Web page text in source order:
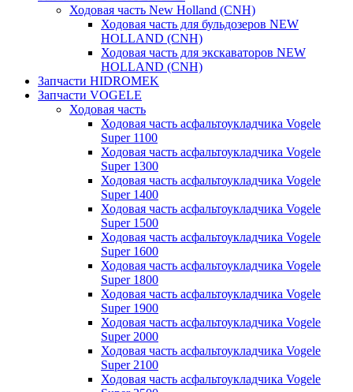
Ходовая часть New Holland (CNH)
Ходовая часть для бульдозеров NEW
HOLLAND (CNH)
Ходовая часть для экскаваторов NEW
HOLLAND (CNH)
Запчасти HIDROMEK
Запчасти VOGELE
Ходовая часть
Ходовая часть асфальтоукладчика Vogele
Super 1100
Ходовая часть асфальтоукладчика Vogele
Super 1300
Ходовая часть асфальтоукладчика Vogele
Super 1400
Ходовая часть асфальтоукладчика Vogele
Super 1500
Ходовая часть асфальтоукладчика Vogele
Super 1600
Ходовая часть асфальтоукладчика Vogele
Super 1800
Ходовая часть асфальтоукладчика Vogele
Super 1900
Ходовая часть асфальтоукладчика Vogele
Super 2000
Ходовая часть асфальтоукладчика Vogele
Super 2100
Ходовая часть асфальтоукладчика Vogele